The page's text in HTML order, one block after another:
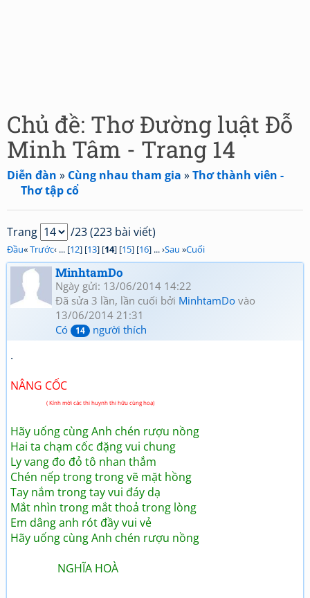
Chủ đề: Thơ Đường luật Đỗ
Minh Tâm - Trang 14
Diễn đàn » Cùng nhau tham gia »Thơ thành viên -
Thơ tập cổ
Trang /23 (223 bài viết)
Đầu«Trước‹ ... [12] [13] [14] [15] [16] ... ›Sau »Cuối
MinhtamDo
Ngày gửi: 13/06/2014 14:22
Đã sửa 3 lần, lần cuối bởi MinhtamDo vào
13/06/2014 21:31
Có
14 người thích
.
NÂNG CỐC
( Kính mời các thi huynh thi hữu cùng hoạ)
Hãy uống cùng Anh chén rượu nồng
Hai ta chạm cốc đặng vui chung
Ly vang đo đỏ tô nhan thắm
Chén nếp trong trong vẽ mặt hồng
Tay nắm trong tay vui đáy dạ
Mắt nhìn trong mắt thoả trong lòng
Em dâng anh rót đầy vui vẻ
Hãy uống cùng Anh chén rượu nồng
NGHĨA HOÀ